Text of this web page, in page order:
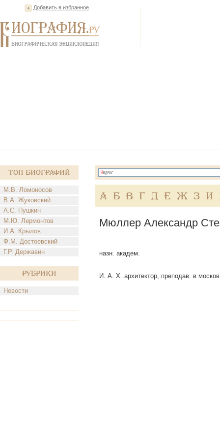
Добавить в избранное
Топ Биографий
М.В. Ломоносов
В.А. Жуковский
А.С. Пушкин
М.Ю. Лермонтов
И.А. Крылов
Ф.М. Достоевский
Г.Р. Державин
Рубрики
Новости
А Б В Г Д Е Ж З И
Мюллер Александр
назн. академ.
И. А. X. архитектор, преподав. в